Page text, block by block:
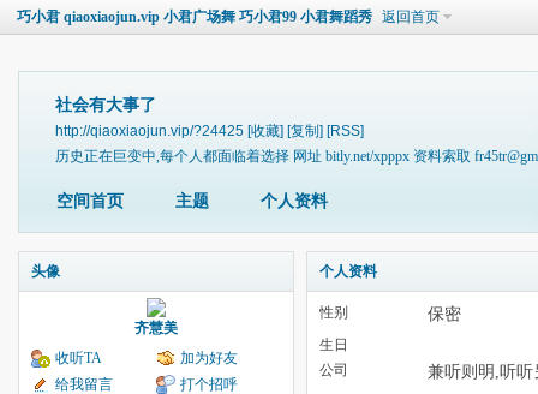
巧小君 qiaoxiaojun.vip 小君广场舞 巧小君99 小君舞蹈秀 返回首页
社会有大事了
http://qiaoxiaojun.vip/?24425 [收藏] [复制] [RSS]
历史正在巨变中,每个人都面临着选择 网址 bitly.net/xpppx 资料索取
空间首页 主题 个人资料
头像
齐慧美
收听TA
加为好友
给我留言
打个招呼
个人资料
性别 保密
生日
公司
兼听则明,听听